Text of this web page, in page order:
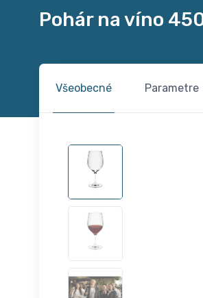
Pohár na víno
Všeobecné Parametre